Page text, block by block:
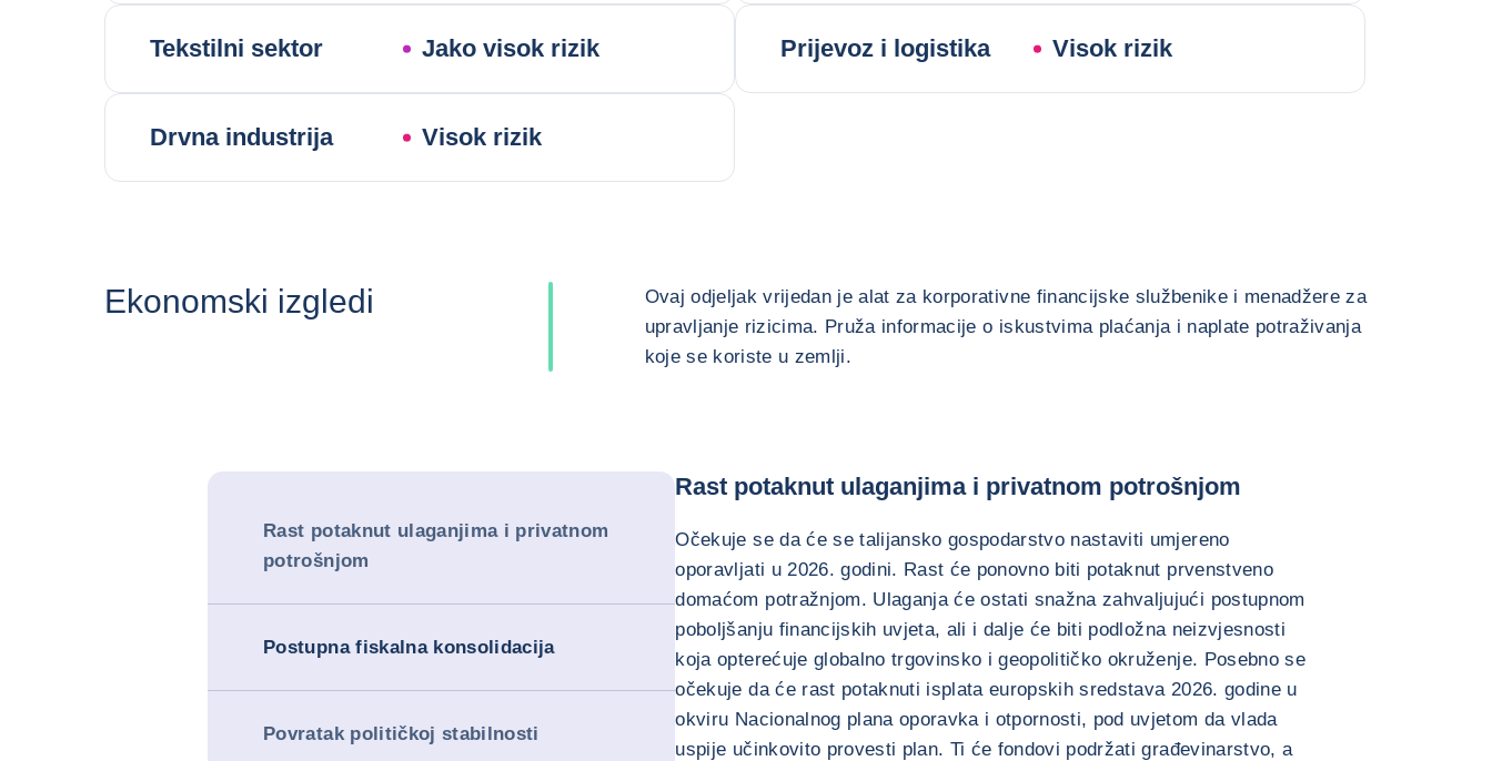
Tekstilni sektor Jako visok rizik Prijevoz i logistika Visok rizik
Drvna industrija Visok rizik
Ekonomski izgledi
Ovaj odjeljak vrijedan je alat za korporativne financijske službenike i menadžere za
upravljanje rizicima. Pruža informacije o iskustvima plaćanja i naplate potraživanja
koje se koriste u zemlji.
Rast potaknut ulaganjima i privatnom
potrošnjom
Postupna fiskalna konsolidacija
Povratak političkoj stabilnosti
Rast potaknut ulaganjima i privatnom potrošnjom
Očekuje se da će se talijansko gospodarstvo nastaviti umjereno
oporavljati u 2026. godini. Rast će ponovno biti potaknut prvenstveno
domaćom potražnjom. Ulaganja će ostati snažna zahvaljujući postupnom
poboljšanju financijskih uvjeta, ali i dalje će biti podložna neizvjesnosti
koja opterećuje globalno trgovinsko i geopolitičko okruženje. Posebno se
očekuje da će rast potaknuti isplata europskih sredstava 2026. godine u
okviru Nacionalnog plana oporavka i otpornosti, pod uvjetom da vlada
uspije učinkovito provesti plan. Ti će fondovi podržati građevinarstvo, a